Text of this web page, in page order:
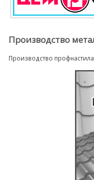
Производство
Производство